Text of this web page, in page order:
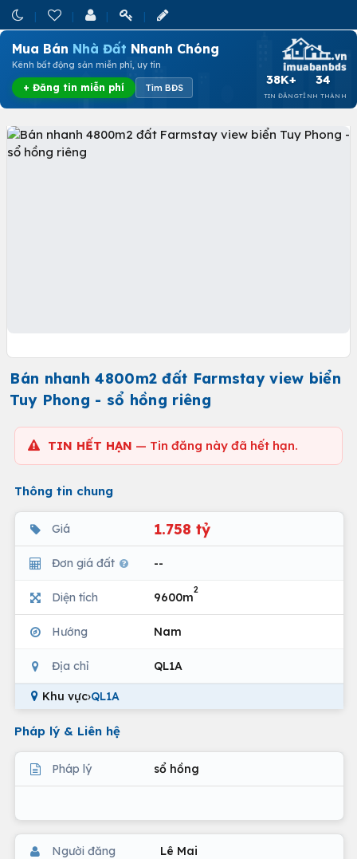
Mua Bán Nhà Đất Nhanh Chóng
Kênh bất động sản miễn phí, uy tín
+ Đăng tin miễn phí Tìm BĐS
38K+
TIN ĐĂNG
34
TỈNH THÀNH
Bán nhanh 4800m2 đất Farmstay view biển
Tuy Phong - sổ hồng riêng
TIN HẾT HẠN — Tin đăng này đã hết hạn.
Thông tin chung
Giá 1.758 tỷ
Đơn giá đất --
Diện tích 9600m
2
Hướng Nam
Địa chỉ QL1A
Khu vực›QL1A
Pháp lý & Liên hệ
Pháp lý sổ hồng
Người đăng Lê Mai